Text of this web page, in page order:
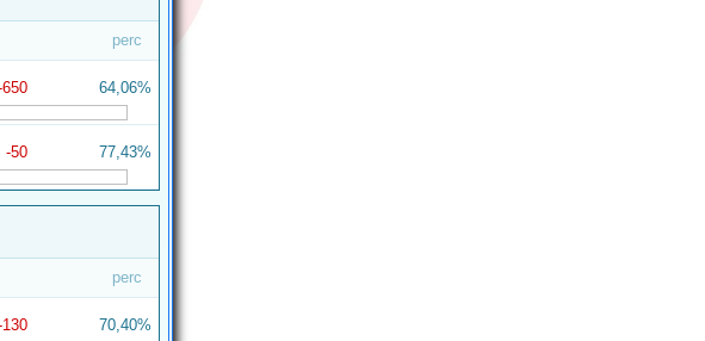
perc
650 64,06%
-50 77,43%
perc
130 70,40%